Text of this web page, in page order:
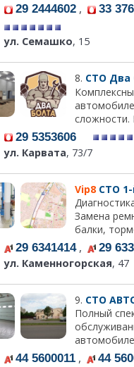
29 2444602 , 33
ул. Семашко, 15
8. СТО Два
сложности.
29 5353606
ул. Карвата, 73/7
Vip8 СТО
Замена
балки,
29 6341414, 29
ул. Каменногорская, 47
9. СТО
Полный
44 5600011 , 44